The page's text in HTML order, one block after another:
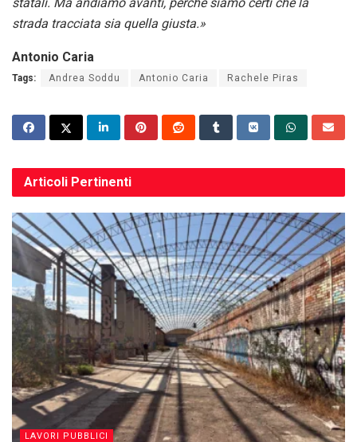
strada tracciata sia quella giusta.»
Antonio Caria
Tags: Andrea Soddu Antonio Caria Rachele Piras
Articoli Pertinenti
LAVORI PUBBLICI